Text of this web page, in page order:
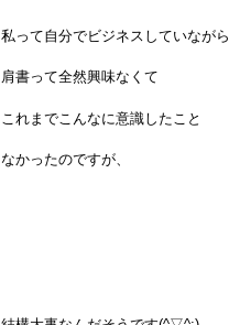
私って自分でビジネスしていながら
肩書って全然興味なくて
これまでこんなに意識したこと
なかったのですが、